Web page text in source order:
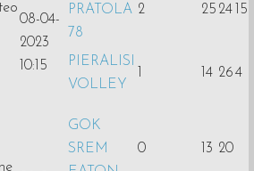
08-04-
2023
10:15
PRATOLA
78
2 25 24 15
PIERALISI
VOLLEY
1 14 264
GOK
SREM
0 13 20